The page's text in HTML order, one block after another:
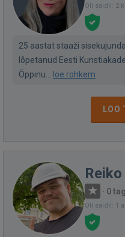
Oli saidil: 2
25 aastat staaži
lõpetanud Eesti
Õppinu...
loe rohkem
LOO
Reiko
· 0
Oli saidil: 1